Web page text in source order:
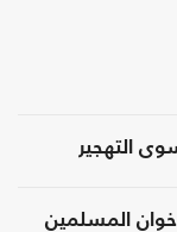
التهجير
المسلمين